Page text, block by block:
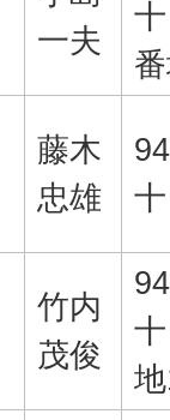
一夫
藤木
忠雄
竹内
茂俊